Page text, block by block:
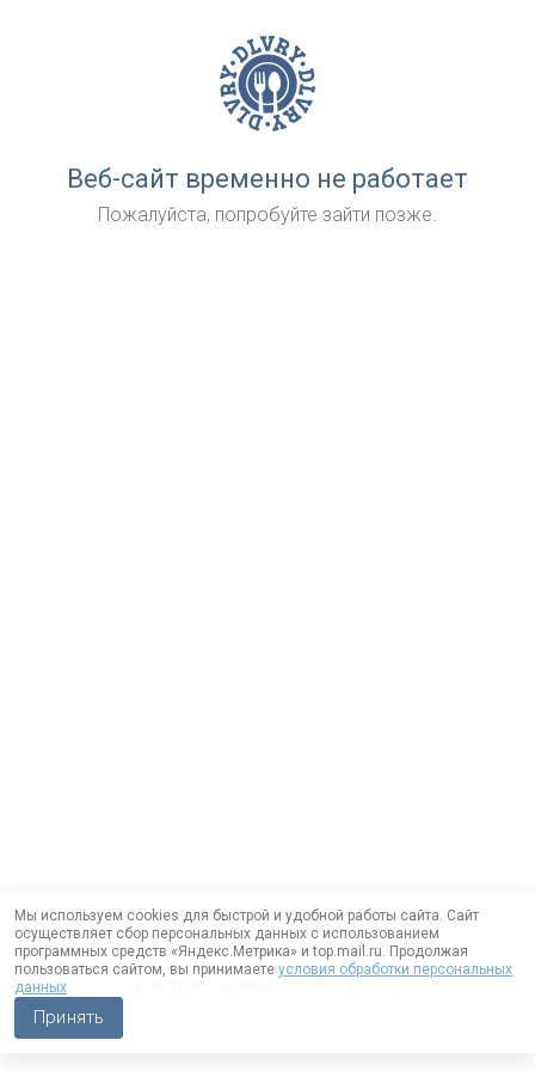
Веб-сайт временно не работает
Пожалуйста, попробуйте зайти позже.
Мы используем cookies для быстрой и удобной работы сайта. Сайт
осуществляет сбор персональных данных с использованием
программных средств «Яндекс.Метрика» и top.mail.ru. Продолжая
пользоваться сайтом, вы принимаете условия обработки персональных
данных
Принять